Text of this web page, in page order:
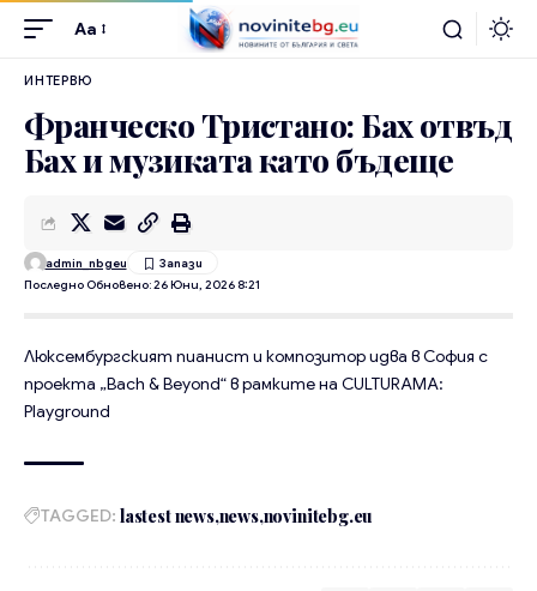
Aa
ИНТЕРВЮ
Франческо Тристано: Бах отвъд
Бах и музиката като бъдеще
Последно Обновено: 26 Юни, 2026 8:21
admin_nbgeu
Люксембургският пианист и композитор идва в София с
проекта „Bach & Beyond“ в рамките на CULTURAMA:
Playground
TAGGED: lastest news news novinitebg.eu